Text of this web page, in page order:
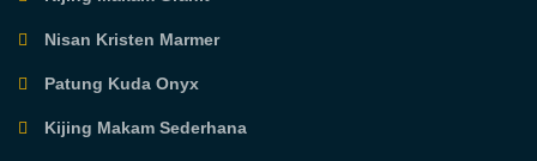
Nisan Kristen Marmer
Patung Kuda Onyx
Kijing Makam Sederhana